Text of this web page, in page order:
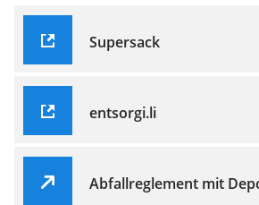
Supersack
entsorgi.li
Abfallreglement mit